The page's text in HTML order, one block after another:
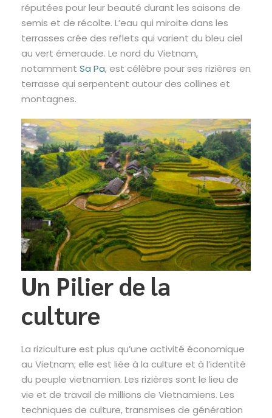
réputées pour leur beauté durant les saisons de
semis et de récolte. L’eau qui miroite dans les
terrasses crée des reflets qui varient du bleu ciel
au vert émeraude. Le nord du Vietnam,
notamment Sa Pa, est célèbre pour ses rizières en
terrasse qui serpentent autour des collines et
montagnes.
Un Pilier de la
culture
La riziculture est plus qu’une activité économique
au Vietnam; elle est liée à la culture et à l’identité
du peuple vietnamien. Les rizières sont le lieu de
vie et de travail de millions de Vietnamiens. Les
techniques de culture, transmises de génération